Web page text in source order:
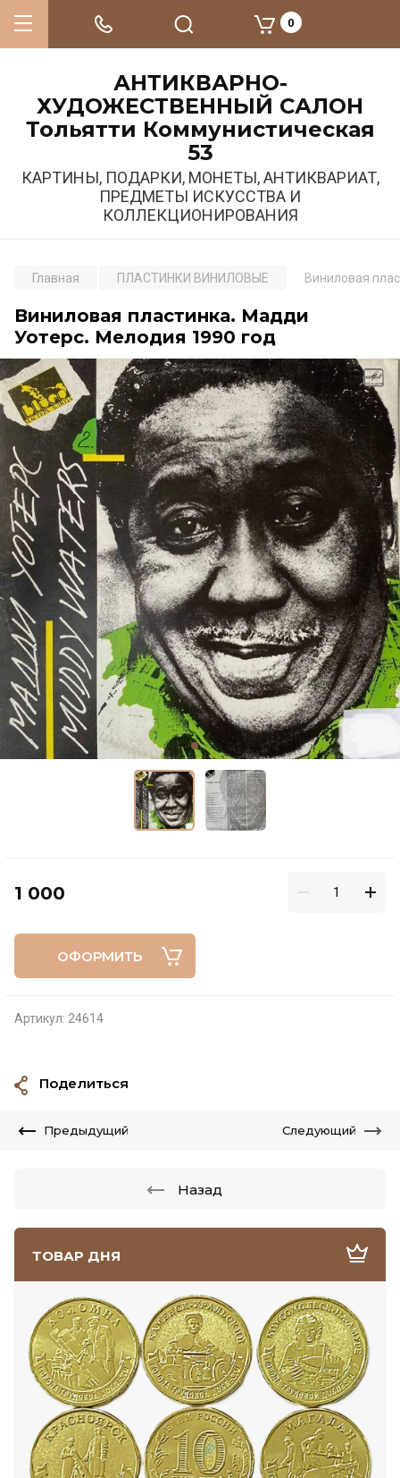
АНТИКВАРНО-
ХУДОЖЕСТВЕННЫЙ САЛОН
Тольятти Коммунистическая
53
КАРТИНЫ, ПОДАРКИ, МОНЕТЫ, АНТИКВАРИАТ,
ПРЕДМЕТЫ ИСКУССТВА И
КОЛЛЕКЦИОНИРОВАНИЯ
0
ТОВАР ДНЯ
Главная ПЛАСТИНКИ ВИНИЛОВЫЕ Виниловая
Виниловая пластинка. Мадди
Уотерс. Мелодия 1990 год
1 000
ОФОРМИТЬ
Артикул: 24614
Поделиться
Предыдущий Следующий
Назад